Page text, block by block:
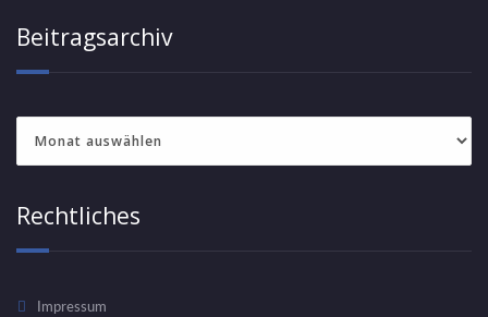
Beitragsarchiv
Rechtliches
Impressum